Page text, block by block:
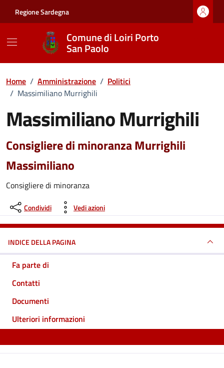
Regione Sardegna
Comune di Loiri Porto
San Paolo
Home / Amministrazione / Politici
/ Massimiliano Murrighili
Massimiliano Murrighili
Consigliere di minoranza Murrighili
Massimiliano
Consigliere di minoranza
Condividi Vedi azioni
INDICE DELLA PAGINA
Fa parte di
Contatti
Documenti
Ulteriori informazioni